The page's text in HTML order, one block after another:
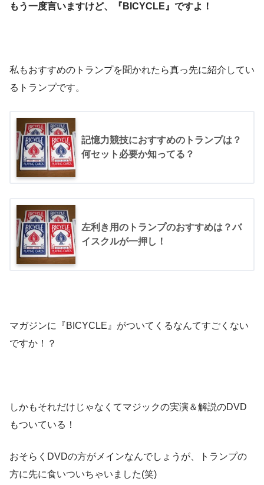
もう一度言いますけど、『BICYCLE』ですよ！
私もおすすめのトランプを聞かれたら真っ先に紹介してい
るトランプです。
記憶力競技におすすめのトランプは？
何セット必要か知ってる？
左利き用のトランプのおすすめは？バ
イスクルが一押し！
マガジンに『BICYCLE』がついてくるなんてすごくない
ですか！？
しかもそれだけじゃなくてマジックの実演＆解説のDVD
もついている！
おそらくDVDの方がメインなんでしょうが、トランプの
方に先に食いついちゃいました(笑)